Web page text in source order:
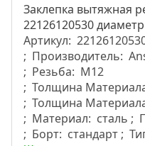
Заклепка вытяжная
22126120530
Артикул:
Производитель:
Резьба: М12
Толщина
Толщина
Материал: сталь
Борт: стандарт